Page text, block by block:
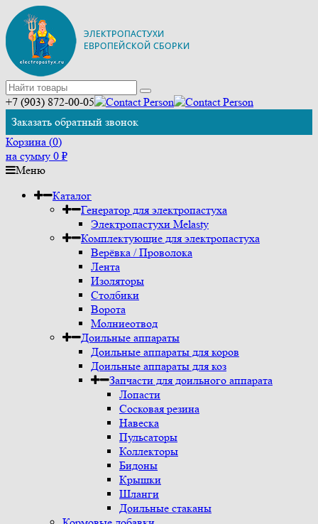
+7 (903) 872-00-05
Заказать обратный звонок
Корзина (0)
на сумму 0 ₽
Меню
Каталог
Генератор для электропастуха
Электропастухи Melasty
Комплектующие для электропастуха
Верёвка / Проволока
Лента
Изоляторы
Столбики
Ворота
Молниеотвод
Доильные аппараты
Доильные аппараты для коров
Доильные аппараты для коз
Запчасти для доильного аппарата
Лопасти
Сосковая резина
Навеска
Пульсаторы
Коллекторы
Бидоны
Крышки
Шланги
Доильные стаканы